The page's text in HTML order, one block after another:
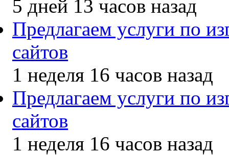
5 дней 13 часов назад
Предлагаем услуги по
сайтов
1 неделя 16 часов назад
Предлагаем услуги по
сайтов
1 неделя 16 часов назад